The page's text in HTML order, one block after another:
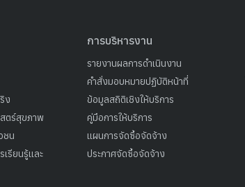
ง
ตร์สุขภาพ
ชน
เรียนรู้และ
การบริหารงาน
รายงานผลการดำเนินงาน
คำสั่งมอบหมายปฏิบัติหน้าที่
ข้อมูลสถิติเชิงให้บริการ
คู่มือการให้บริการ
แผนการจัดซื้อจัดจ้าง
ประกาศจัดซื้อจัดจ้าง